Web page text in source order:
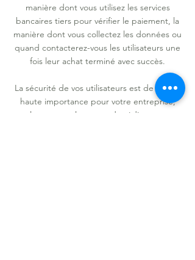
manière dont vous utilisez les services
bancaires tiers pour vérifier le paiement, la
manière dont vous collectez les données ou
quand contacterez-vous les utilisateurs une
fois leur achat terminé avec succès.
La sécurité de vos utilisateurs est de la plus
haute importance pour votre entreprise,
alors prenez le temps de rédiger une